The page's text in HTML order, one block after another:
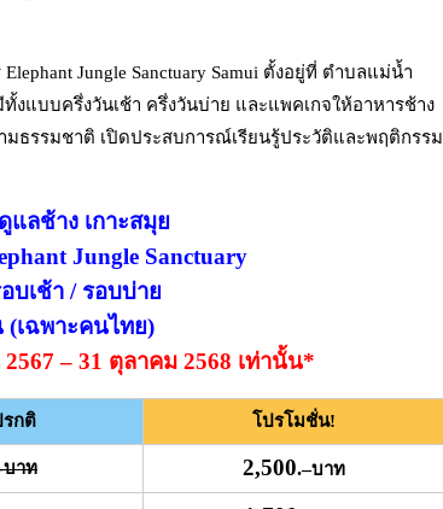
Jungle Sanctuary Samui ตั้งอยู่ที่ ตำบลแม่น้ำ
งแบบครึ่งวันเช้า ครึ่งวันบ่าย และแพคเกจให้อาหารช้าง
มธรรมชาติ เปิดประสบการณ์เรียนรู้ประวัติและพฤติกรรม
ลช้าง เกาะสมุย
Jungle Sanctuary
บเช้า / รอบบ่าย
(เฉพาะคนไทย)
– 31 ตุลาคม 2568 เท่านั้น*
รกติ โปรโมชั่น!
บาท 2,500.–บาท